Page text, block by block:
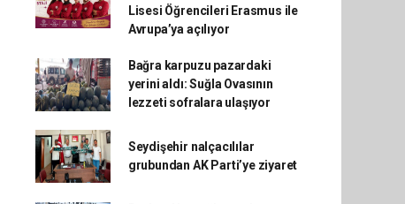
Lisesi Öğrencileri Erasmus ile
Avrupa’ya açılıyor
Bağra karpuzu pazardaki
yerini aldı: Suğla Ovasının
lezzeti sofralara ulaşıyor
Seydişehir nalçacılılar
grubundan AK Parti’ye ziyaret